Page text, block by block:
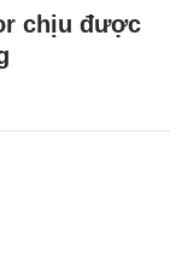
chịu được